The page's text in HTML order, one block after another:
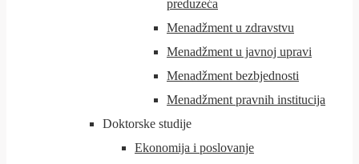
preduzeća
Menadžment u zdravstvu
Menadžment u javnoj upravi
Menadžment bezbjednosti
Menadžment pravnih institucija
Doktorske studije
Ekonomija i poslovanje